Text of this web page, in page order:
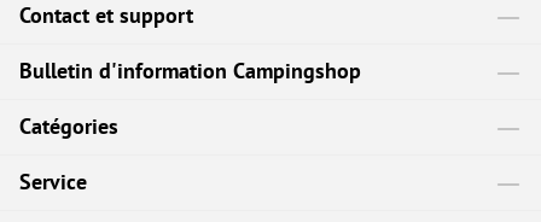
Contact et support
Bulletin d'information Campingshop
Catégories
Service